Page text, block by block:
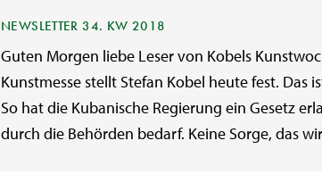
NEWSLETTER 34. KW 2018
Guten Morgen liebe Leser von Kobels
Kunstmesse stellt Stefan Kobel heute fest. Das
So hat die Kubanische Regierung ein Gesetz
durch die Behörden bedarf. Keine Sorge, das